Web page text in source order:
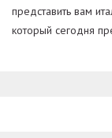
представить вам
который сегодня